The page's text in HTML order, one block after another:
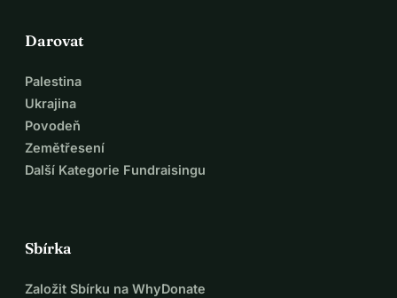
Darovat
Palestina
Ukrajina
Povodeň
Zemětřesení
Další Kategorie Fundraisingu
Sbírka
Založit Sbírku na WhyDonate